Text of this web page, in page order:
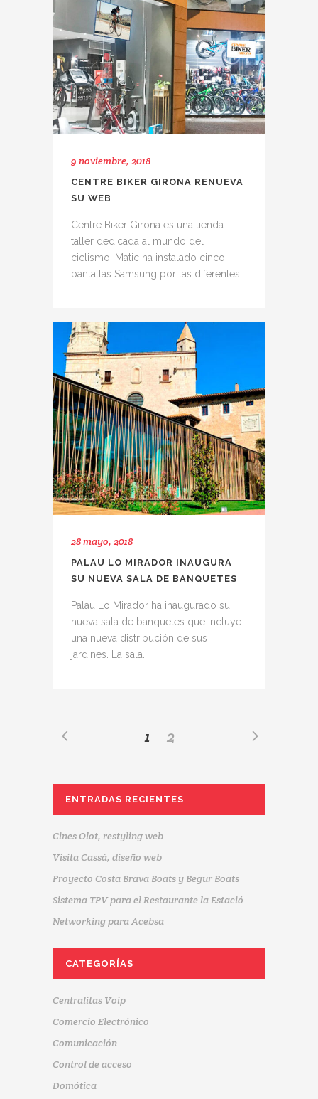
9 noviembre, 2018
CENTRE BIKER GIRONA RENUEVA
SU WEB
Centre Biker Girona es una tienda-
taller dedicada al mundo del
ciclismo. Matic ha instalado cinco
pantallas Samsung por las diferentes...
28 mayo, 2018
PALAU LO MIRADOR INAUGURA
SU NUEVA SALA DE BANQUETES
Palau Lo Mirador ha inaugurado su
nueva sala de banquetes que incluye
una nueva distribución de sus
jardines. La sala...
1 2
ENTRADAS RECIENTES
Cines Olot, restyling web
Visita Cassà, diseño web
Proyecto Costa Brava Boats y Begur Boats
Sistema TPV para el Restaurante la Estació
Networking para Acebsa
CATEGORÍAS
Centralitas Voip
Comercio Electrónico
Comunicación
Control de acceso
Domótica